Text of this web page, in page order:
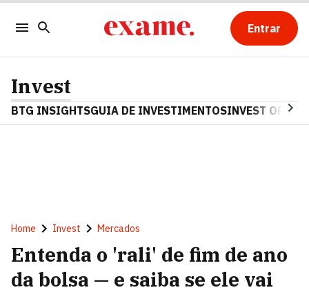
Entrar
Invest
BTG INSIGHTSGUIA DE INVESTIMENTOSINVEST OPINA
Home Invest Mercados
Entenda o 'rali' de fim de ano
da bolsa — e saiba se ele vai